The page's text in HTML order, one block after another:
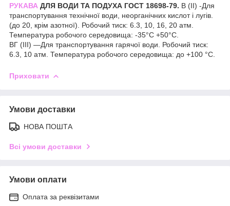
РУКАВА ДЛЯ ВОДИ ТА ПОДУХА ГОСТ 18698-79. В (II) -Для
транспортування технічної води, неорганічних кислот і лугів.
(до 20, крім азотної). Робочий тиск: 6.3, 10, 16, 20 атм.
Температура робочого середовища: -35°С +50°С.
ВГ (III) —Для транспортування гарячої води. Робочий тиск:
6.3, 10 атм. Температура робочого середовища: до +100 °C.
Приховати
Умови доставки
НОВА ПОШТА
Всі умови доставки
Умови оплати
Оплата за реквізитами